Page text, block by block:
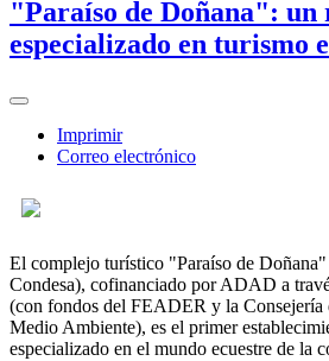
"Paraíso de Doñana": un
especializado en turismo
Imprimir
Correo electrónico
El complejo turístico "Paraíso de
Condesa), cofinanciado por ADAD a
(con fondos del FEADER y la Consejería
Medio Ambiente), es el primer
especializado en el mundo ecuestre de la